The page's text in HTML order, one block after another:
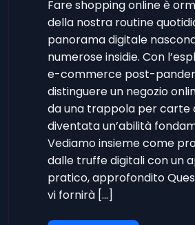
Fare shopping online è
della nostra routine
panorama digitale
numerose insidie. Con
e-commerce post-
distinguere un negozio
da una trappola per carte
diventata un’abilità
Vediamo insieme come
dalle truffe digitali con un
pratico, approfondito
vi fornirà […]